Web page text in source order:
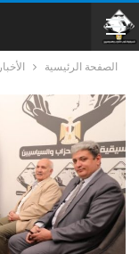
الصفحة الرئيسية الأخبار